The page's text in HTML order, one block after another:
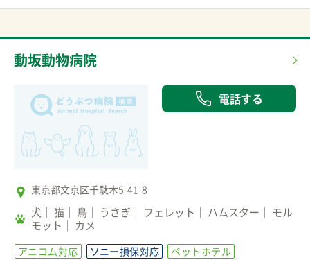
動坂動物病院
電話する
東京都文京区千駄木5-41-8
犬 猫 鳥 うさぎ フェレット ハムスター
モル
モット
カメ
アニコム対応 ソニー損保対応 ペットホテル